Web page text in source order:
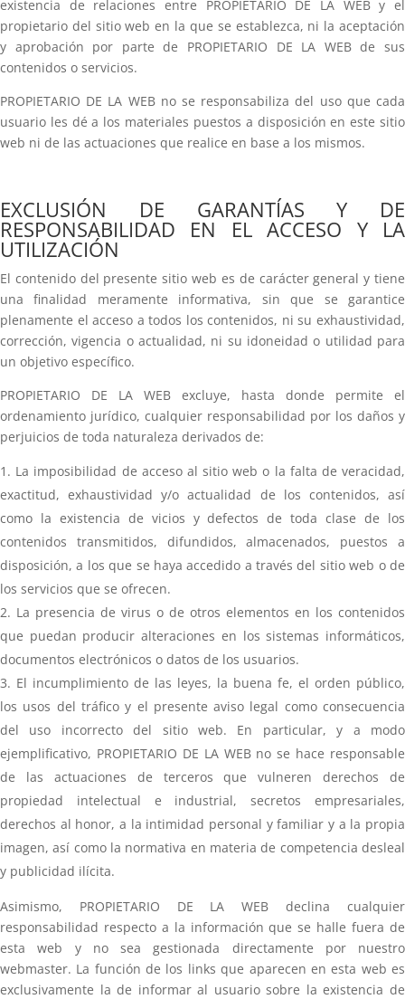
existencia de relaciones entre PROPIETARIO DE LA WEB y el
propietario del sitio web en la que se establezca, ni la aceptación
y aprobación por parte de PROPIETARIO DE LA WEB de sus
contenidos o servicios.
PROPIETARIO DE LA WEB no se responsabiliza del uso que cada
usuario les dé a los materiales puestos a disposición en este sitio
web ni de las actuaciones que realice en base a los mismos.
EXCLUSIÓN DE GARANTÍAS Y DE
RESPONSABILIDAD EN EL ACCESO Y LA
UTILIZACIÓN
El contenido del presente sitio web es de carácter general y tiene
una finalidad meramente informativa, sin que se garantice
plenamente el acceso a todos los contenidos, ni su exhaustividad,
corrección, vigencia o actualidad, ni su idoneidad o utilidad para
un objetivo específico.
PROPIETARIO DE LA WEB excluye, hasta donde permite el
ordenamiento jurídico, cualquier responsabilidad por los daños y
perjuicios de toda naturaleza derivados de:
La imposibilidad de acceso al sitio web o la falta de veracidad,
exactitud, exhaustividad y/o actualidad de los contenidos, así
como la existencia de vicios y defectos de toda clase de los
contenidos transmitidos, difundidos, almacenados, puestos a
disposición, a los que se haya accedido a través del sitio web o de
los servicios que se ofrecen.
La presencia de virus o de otros elementos en los contenidos
que puedan producir alteraciones en los sistemas informáticos,
documentos electrónicos o datos de los usuarios.
El incumplimiento de las leyes, la buena fe, el orden público,
los usos del tráfico y el presente aviso legal como consecuencia
del uso incorrecto del sitio web. En particular, y a modo
ejemplificativo, PROPIETARIO DE LA WEB no se hace responsable
de las actuaciones de terceros que vulneren derechos de
propiedad intelectual e industrial, secretos empresariales,
derechos al honor, a la intimidad personal y familiar y a la propia
imagen, así como la normativa en materia de competencia desleal
y publicidad ilícita.
Asimismo, PROPIETARIO DE LA WEB declina cualquier
responsabilidad respecto a la información que se halle fuera de
esta web y no sea gestionada directamente por nuestro
webmaster. La función de los links que aparecen en esta web es
exclusivamente la de informar al usuario sobre la existencia de